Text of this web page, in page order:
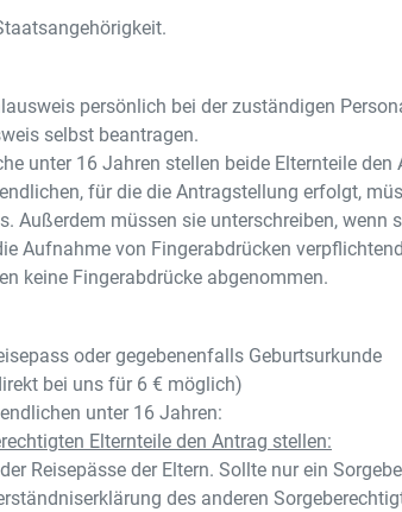
persönlich bei der zuständigen
selbst beantragen.
unter 16 Jahren stellen beide Elternteile
für die die Antragstellung erfolgt,
Außerdem müssen sie unterschreiben,
Aufnahme von Fingerabdrücken
keine Fingerabdrücke abgenommen.
oder gegebenenfalls Geburtsurkunde
bei uns für 6 € möglich)
unter 16 Jahren:
Elternteile den Antrag stellen:
Reisepässe der Eltern. Sollte nur ein
des anderen